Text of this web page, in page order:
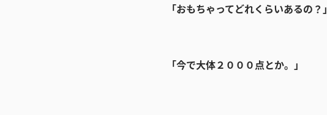
「おもちゃってどれくらいあるの？」
「今で大体２０００点とか。」